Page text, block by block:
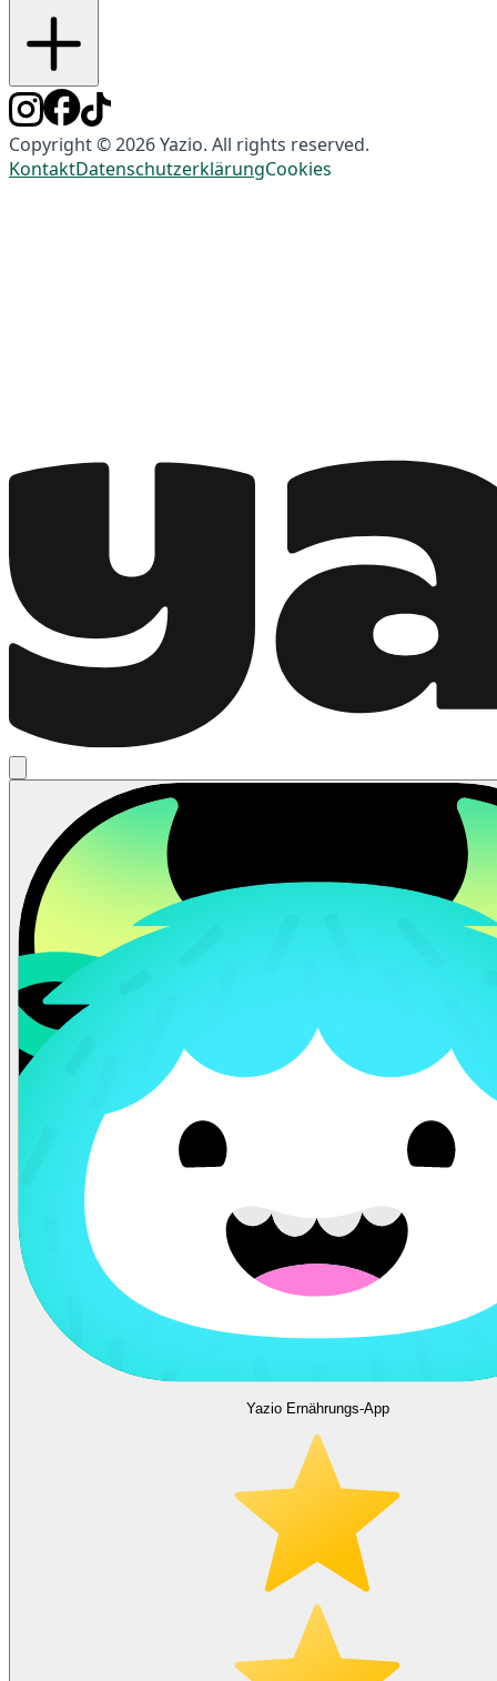
Copyright © 2026 Yazio. All rights reserved.
KontaktDatenschutzerklärungCookies
Yazio Ernährungs-App